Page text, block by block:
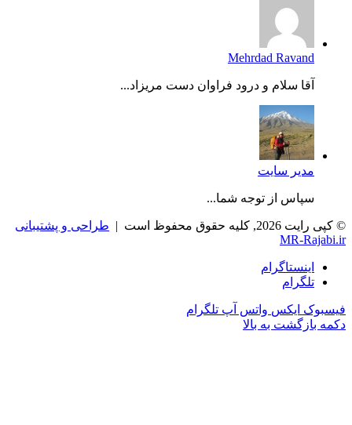
Mehrdad Ravand
آقا سلام و درود فراوان دست مریزاد...
مدیر سایت
سپاس از توجه شما...
© کپی رایت 2026, کلیه حقوق محفوظ است |
طراحی و پشتیبانی
MR-Rajabi.ir
اینستاگرام
تلگرام
فیسبوک ایکس واتس آپ تلگرام
دکمه بازگشت به بالا